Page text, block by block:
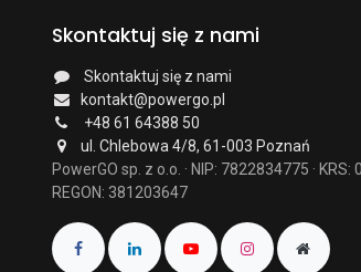
Skontaktuj się z nami
Skontaktuj się z nami
kontakt@powergo.pl
+48 61 64388 50
ul. Chlebowa 4/8, 61-003 Poznań
PowerGO sp. z o.o. · NIP: 7822834775 · KRS:
REGON: 381203647